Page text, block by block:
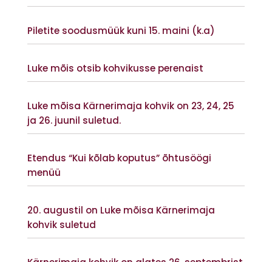
Piletite soodusmüük kuni 15. maini (k.a)
Luke mõis otsib kohvikusse perenaist
Luke mõisa Kärnerimaja kohvik on 23, 24, 25
ja 26. juunil suletud.
Etendus “Kui kõlab koputus” õhtusöögi
menüü
20. augustil on Luke mõisa Kärnerimaja
kohvik suletud